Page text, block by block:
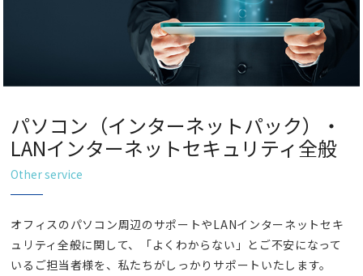
パソコン（インターネットパック）・
LANインターネットセキュリティ全般
Other service
オフィスのパソコン周辺のサポートやLANインターネットセキ
ュリティ全般に関して、「よくわからない」とご不安になって
いるご担当者様を、私たちがしっかりサポートいたします。